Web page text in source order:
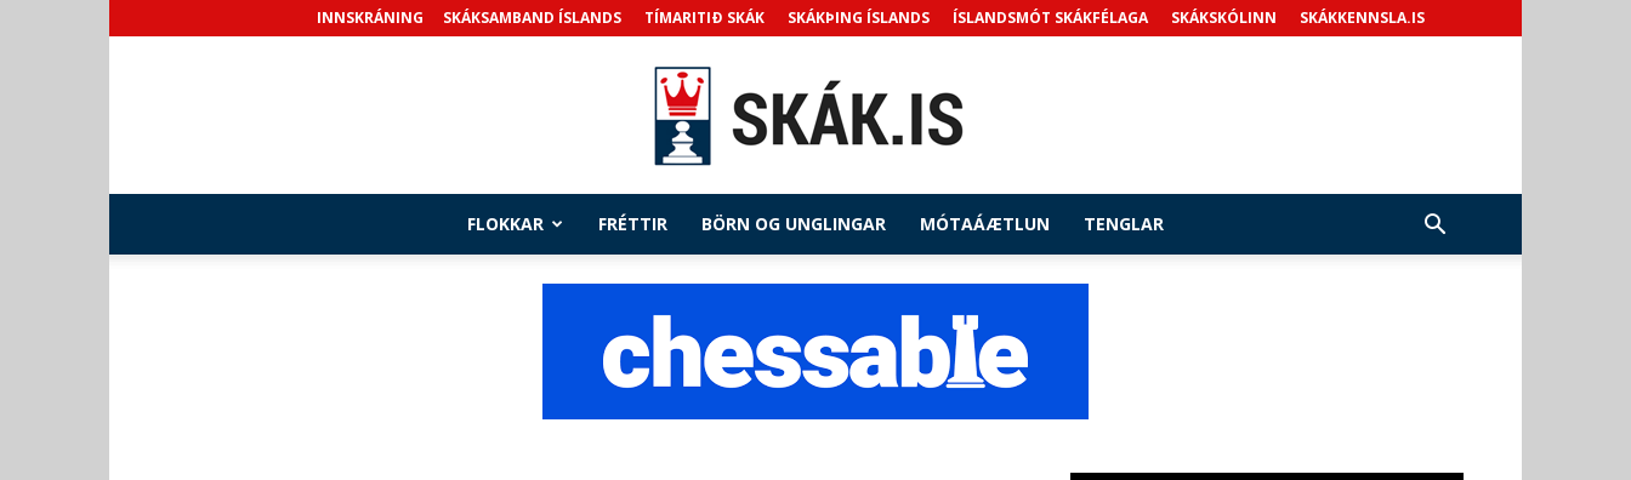
INNSKRÁNING SKÁKSAMBAND ÍSLANDS TÍMARITIÐ SKÁK SKÁKÞING ÍSLANDS ÍSLANDSMÓT SKÁKFÉLAGA SKÁKSKÓLINN SKÁKKENNSLA.IS
FLOKKAR FRÉTTIR BÖRN OG UNGLINGAR MÓTAÁÆTLUN TENGLAR